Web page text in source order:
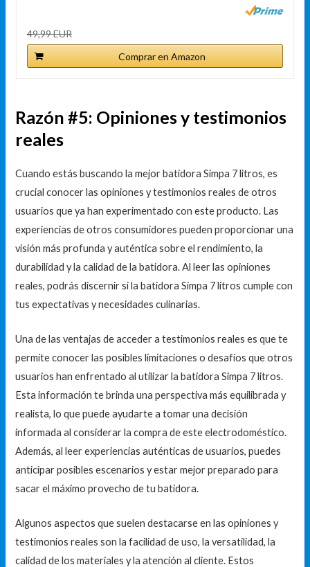
49,99 EUR
Comprar en Amazon
Razón #5: Opiniones y testimonios
reales
Cuando estás buscando la mejor batidora Simpa 7 litros, es
crucial conocer las opiniones y testimonios reales de otros
usuarios que ya han experimentado con este producto. Las
experiencias de otros consumidores pueden proporcionar una
visión más profunda y auténtica sobre el rendimiento, la
durabilidad y la calidad de la batidora. Al leer las opiniones
reales, podrás discernir si la batidora Simpa 7 litros cumple con
tus expectativas y necesidades culinarias.
Una de las ventajas de acceder a testimonios reales es que te
permite conocer las posibles limitaciones o desafíos que otros
usuarios han enfrentado al utilizar la batidora Simpa 7 litros.
Esta información te brinda una perspectiva más equilibrada y
realista, lo que puede ayudarte a tomar una decisión
informada al considerar la compra de este electrodoméstico.
Además, al leer experiencias auténticas de usuarios, puedes
anticipar posibles escenarios y estar mejor preparado para
sacar el máximo provecho de tu batidora.
Algunos aspectos que suelen destacarse en las opiniones y
testimonios reales son la facilidad de uso, la versatilidad, la
calidad de los materiales y la atención al cliente. Estos